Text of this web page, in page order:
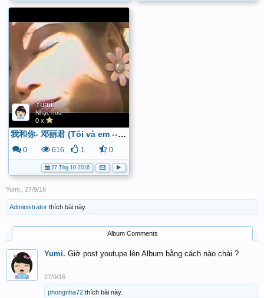
Yumi.
Nhạc hoa
0 x
我和你- 邓丽君 (Tôi và em -- Đặng Lệ Quân) - YouTube
0 616 1 0
27 Thg 10 2016
Yumi. 27/9/16
Administrator thích bài này.
Album Comments
Yumi. Giờ post youtupe lên Album bằng cách nào chài ?
27/9/16
phongnha72 thích bài này.